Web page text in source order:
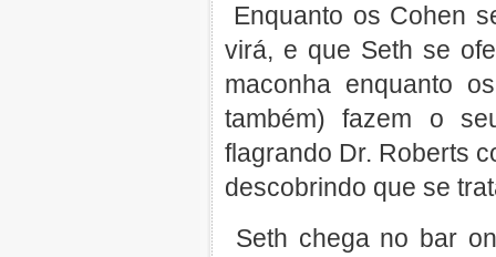
Enquanto os Cohen
virá, e que Seth se
maconha enquanto
também) fazem o
flagrando Dr. Roberts
descobrindo que se
Seth chega no bar